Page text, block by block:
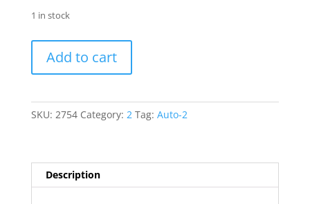
1 in stock
quantity
Add to cart
SKU: 2754 Category: 2 Tag: Auto-2
Description